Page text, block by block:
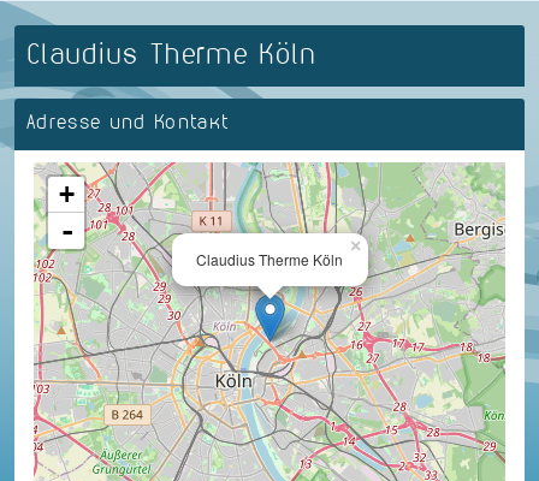
Claudius Therme Köln
Adresse und Kontakt
×
Claudius Therme Köln
+
-